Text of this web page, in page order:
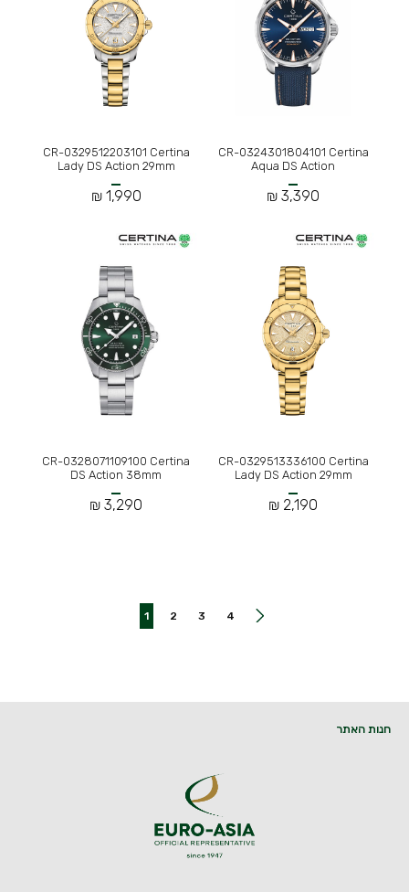
CR-0324301804101 Certina
Aqua DS Action
3,390 ₪
CR-0329512203101 Certina
Lady DS Action 29mm
1,990 ₪
CR-0329513336100 Certina
Lady DS Action 29mm
2,190 ₪
CR-0328071109100 Certina
DS Action 38mm
3,290 ₪
4
3
2
1
חנות האתר